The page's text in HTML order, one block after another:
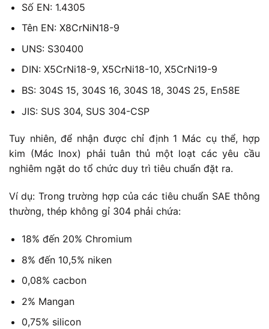
Số EN: 1.4305
Tên EN: X8CrNiN18-9
UNS: S30400
DIN: X5CrNi18-9, X5CrNi18-10, X5CrNi19-9
BS: 304S 15, 304S 16, 304S 18, 304S 25, En58E
JIS: SUS 304, SUS 304-CSP
Tuy nhiên, để nhận được chỉ định 1 Mác cụ thể, hợp
kim (Mác Inox) phải tuân thủ một loạt các yêu cầu
nghiêm ngặt do tổ chức duy trì tiêu chuẩn đặt ra.
Ví dụ: Trong trường hợp của các tiêu chuẩn SAE thông
thường, thép không gỉ 304 phải chứa:
18% đến 20% Chromium
8% đến 10,5% niken
0,08% cacbon
2% Mangan
0,75% silicon